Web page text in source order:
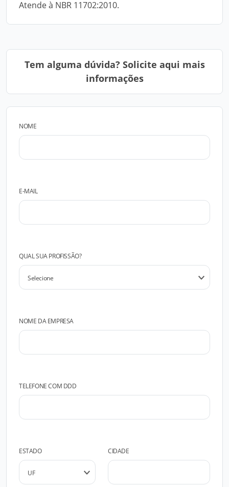
Atende à NBR 11702:2010.
Tem alguma dúvida? Solicite aqui mais
informações
NOME
E-MAIL
QUAL SUA PROFISSÃO?
NOME DA EMPRESA
TELEFONE COM DDD
ESTADO CIDADE